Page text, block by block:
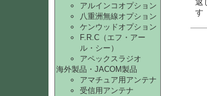
アルインコオプション
八重洲無線オプション
ケンウッドオプション
F.R.C（エフ・アー
ル・シー）
アペックスラジオ
海外製品・JACOM製品
アマチュア用アンテナ
受信用アンテナ
す